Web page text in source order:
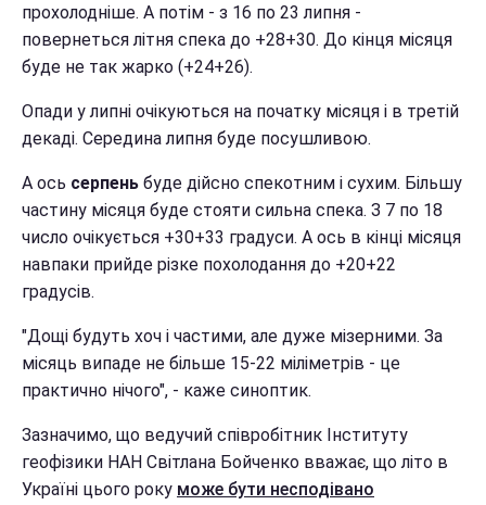
прохолодніше. А потім - з 16 по 23 липня -
повернеться літня спека до +28+30. До кінця місяця
буде не так жарко (+24+26).
Опади у липні очікуються на початку місяця і в третій
декаді. Середина липня буде посушливою.
А ось серпень буде дійсно спекотним і сухим. Більшу
частину місяця буде стояти сильна спека. З 7 по 18
число очікується +30+33 градуси. А ось в кінці місяця
навпаки прийде різке похолодання до +20+22
градусів.
"Дощі будуть хоч і частими, але дуже мізерними. За
місяць випаде не більше 15-22 міліметрів - це
практично нічого", - каже синоптик.
Зазначимо, що ведучий співробітник Інституту
геофізики НАН Світлана Бойченко вважає, що літо в
Україні цього року може бути несподівано